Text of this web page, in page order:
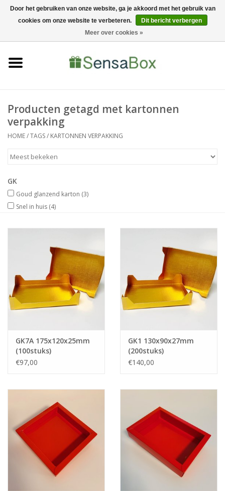
06-22022900 0 Artikelen - €0,00
Bewerkingen
Nieuws
Producten getagd met kartonnen
verpakking
HOME/TAGS/ KARTONNEN VERPAKKING
GK
Goud glanzend karton (3)
Snel in huis (4)
GK7A 175x120x25mm
(100stuks)
€97,00
GK1 130x90x27mm
(200stuks)
€140,00
Door het gebruiken van onze website, ga je akkoord met het gebruik van
cookies om onze website te verbeteren.
Dit bericht verbergen
Meer over cookies »